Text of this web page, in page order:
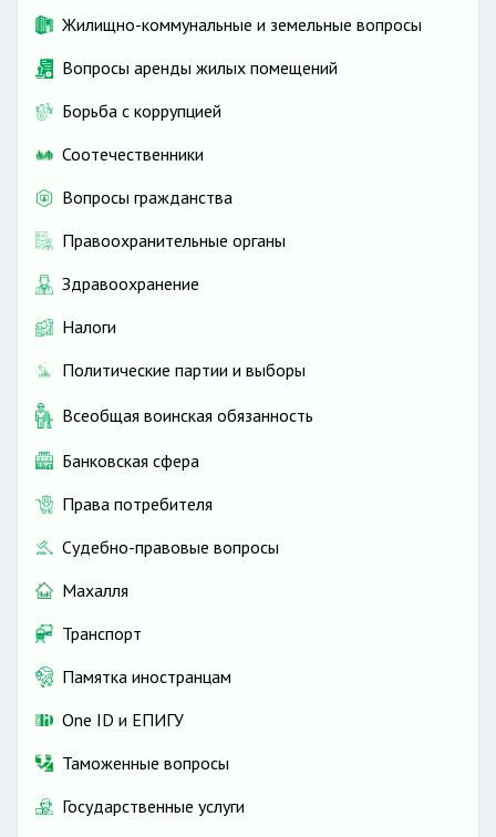
Жилищно-коммунальные и земельные вопросы
Вопросы аренды жилых помещений
Борьба с коррупцией
Соотечественники
Вопросы гражданства
Правоохранительные органы
Здравоохранение
Налоги
Политические партии и выборы
Всеобщая воинская обязанность
Банковская сфера
Права потребителя
Судебно-правовые вопросы
Махалля
Транспорт
Памятка иностранцам
One ID и ЕПИГУ
Таможенные вопросы
Государственные услуги